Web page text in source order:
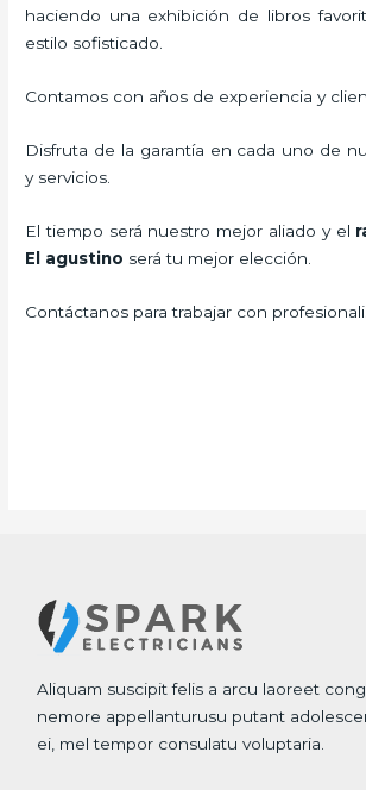
haciendo una exhibición de libros
estilo sofisticado.
Contamos con años de experiencia y
Disfruta de la garantía en cada uno de
y servicios.
El tiempo será nuestro mejor aliado y el
El agustino será tu mejor elección.
Contáctanos para trabajar con
Aliquam suscipit felis a arcu laoreet
nemore appellanturusu putant
ei, mel tempor consulatu voluptaria.